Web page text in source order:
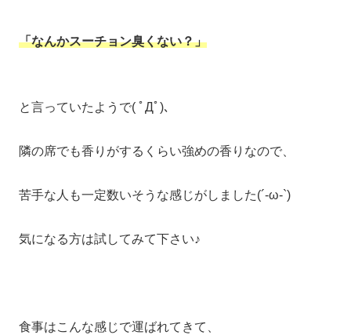
「なんかスーチョン臭くない？」
と言っていたようで( ﾟДﾟ)、
隣の席でも香りがするくらい強めの香りなので、
苦手な人も一定数いそうな感じがしました(´-ω-`)
気になる方は試してみて下さい♪
食事はこんな感じで運ばれてきて、